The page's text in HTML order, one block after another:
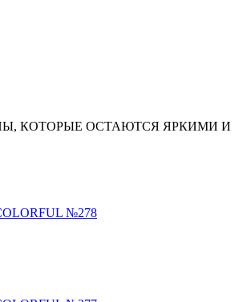
КОТОРЫЕ ОСТАЮТСЯ